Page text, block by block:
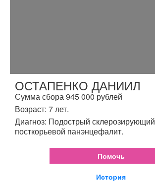
ОСТАПЕНКО ДАНИИЛ
Сумма сбора 945 000 рублей
Возраст: 7 лет.
Диагноз: Подострый склерозирующий
посткорьевой панэнцефалит.
Помочь
История